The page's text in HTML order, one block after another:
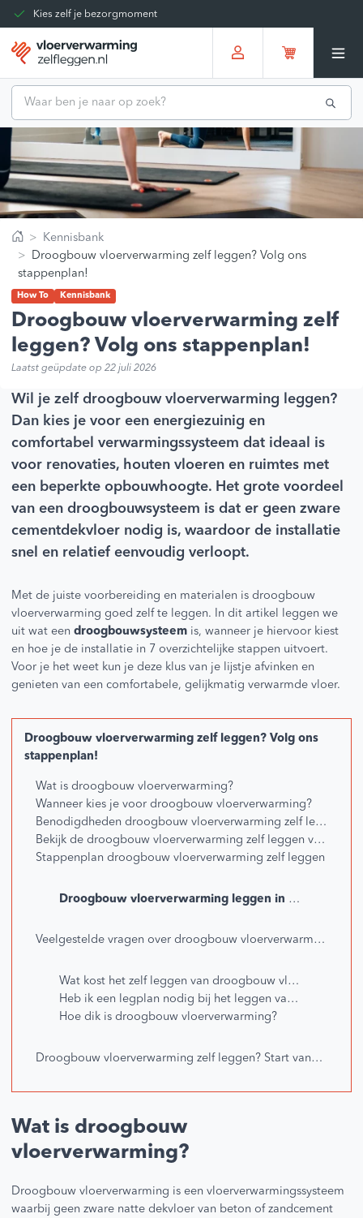
Kies zelf je bezorgmoment
Tot 30 dagen terug te sturen
Gratis verzending vanaf
Home
Kennisbank
Droogbouw vloerverwarming zelf leggen? Volg ons
stappenplan!
How To Kennisbank
Droogbouw vloerverwarming zelf
leggen? Volg ons stappenplan!
Laatst geüpdate op 22 juli 2026
Wil je zelf droogbouw vloerverwarming leggen?
Dan kies je voor een energiezuinig en
comfortabel verwarmingssysteem dat ideaal is
voor renovaties, houten vloeren en ruimtes met
een beperkte opbouwhoogte. Het grote voordeel
van een droogbouwsysteem is dat er geen zware
cementdekvloer nodig is, waardoor de installatie
snel en relatief eenvoudig verloopt.
Met de juiste voorbereiding en materialen is droogbouw
vloerverwarming goed zelf te leggen. In dit artikel leggen we
uit wat eendroogbouwsysteem is, wanneer je hiervoor kiest
en hoe je de installatie in 7 overzichtelijke stappen uitvoert.
Voor je het weet kun je deze klus van je lijstje afvinken en
genieten van een comfortabele, gelijkmatig verwarmde vloer.
Droogbouw vloerverwarming zelf leggen? Volg ons
stappenplan!
Wat is droogbouw vloerverwarming?
Wanneer kies je voor droogbouw vloerverwarming?
Benodigdheden droogbouw vloerverwarming zelf leggen
Bekijk de droogbouw vloerverwarming zelf leggen video van @groteverbouwing
Stappenplan droogbouw vloerverwarming zelf leggen
Droogbouw vloerverwarming leggen in 9 stappen:
Veelgestelde vragen over droogbouw vloerverwarming
Wat kost het zelf leggen van droogbouw vloerverwarming?
Heb ik een legplan nodig bij het leggen van droogbouw vloerverwarming?
Hoe dik is droogbouw vloerverwarming?
Droogbouw vloerverwarming zelf leggen? Start vandaag!
Wat is droogbouw
vloerverwarming?
Droogbouw vloerverwarming is een vloerverwarmingssysteem
waarbij geen zware natte dekvloer van beton of zandcement